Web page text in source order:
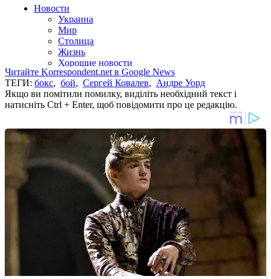
Читайте Korrespondent.net в Google News
ТЕГИ: бокс, бой, Сергей Ковалев, Андре Уорд
Якщо ви помітили помилку, виділіть необхідний текст і
натисніть Ctrl + Enter, щоб повідомити про це редакцію.